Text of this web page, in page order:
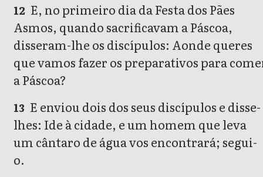
12 E, no primeiro dia da Festa dos Pães
Asmos, quando sacrificavam a Páscoa,
disseram-lhe os discípulos: Aonde queres
que vamos fazer os preparativos para
a Páscoa?
13 E enviou dois dos seus discípulos e disse-
lhes: Ide à cidade, e um homem que leva
um cântaro de água vos encontrará; segui-
o.